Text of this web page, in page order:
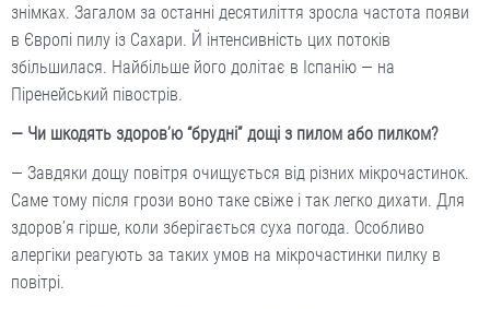
знімках. Загалом за останні десятиліття зросла частота появи
в Європі пилу із Сахари. Й інтенсивність цих потоків
збільшилася. Найбільше його долітає в Іспанію — на
Піренейський півострів.
— Чи шкодять здоров’ю “брудні” дощі з пилом або пилком?
— Завдяки дощу повітря очищується від різних мікрочастинок.
Саме тому після грози воно таке свіже і так легко дихати. Для
здоров’я гірше, коли зберігається суха погода. Особливо
алергіки реагують за таких умов на мікрочастинки пилку в
повітрі.